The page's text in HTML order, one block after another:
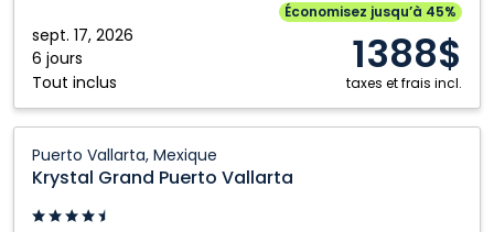
sept. 17, 2026
6 jours
Tout inclus
Économisez jusqu’à 45%
1388$
taxes et frais incl.
Vallarta,
Mexique
Puerto Vallarta, Mexique
Krystal Grand Puerto Vallarta
Grand
Puerto
Vallarta: